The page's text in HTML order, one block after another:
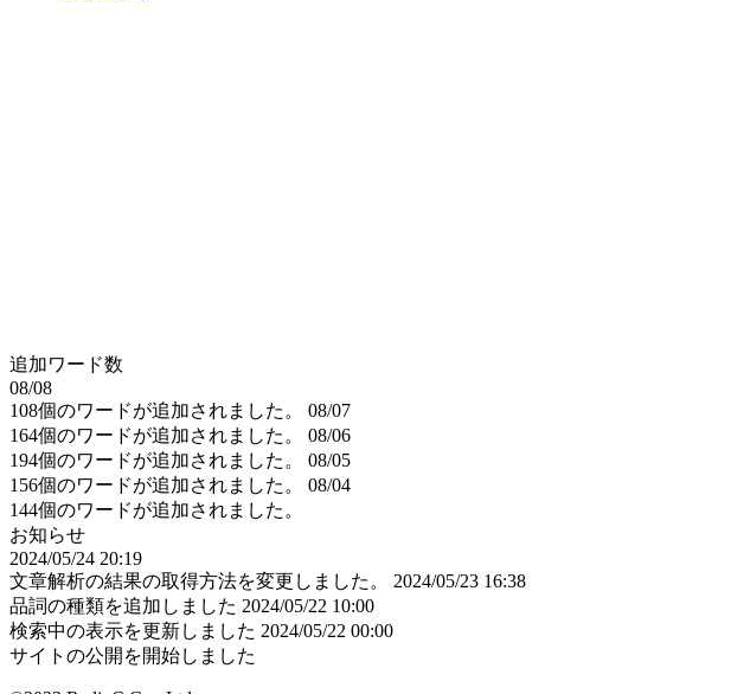
追加ワード数
08/08
108個のワードが追加されました。
08/07
164個のワードが追加されました。
08/06
194個のワードが追加されました。
08/05
156個のワードが追加されました。
08/04
144個のワードが追加されました。
お知らせ
2024/05/24 20:19
文章解析の結果の取得方法を変更しました。
2024/05/23 16:38
品詞の種類を追加しました 2024/05/22 10:00
検索中の表示を更新しました 2024/05/22 00:00
サイトの公開を開始しました